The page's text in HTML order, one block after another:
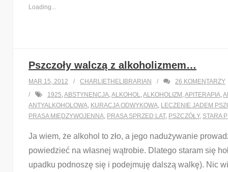
Loading...
Pszczoły walczą z alkoholizmem…
MAR 15, 2012 CHARLIETHELIBRARIAN 26 KOMENTARZY
1925,ABSTYNENCJA,ALKOHOL,ALKOHOLIZM ,APITERAPIA,
ANTYALKOHOLOWA, KURACJA ODWYKOWA, LECZENIE JADEM
PRASA MIĘDZYWOJENNA, PRASA SPRZED LAT, PSZCZÓŁY, STARA
Ja wiem, że alkohol to zło, a jego nadużywanie
powiedzieć na własnej wątrobie. Dlatego staram się
upadku podnoszę się i podejmuję dalszą walkę). Nic